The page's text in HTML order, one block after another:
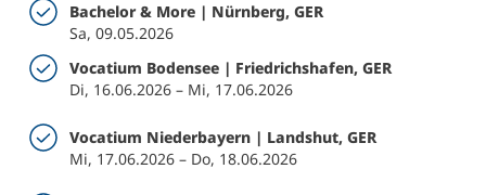
Bachelor & More | Nürnberg, GER
Sa, 09.05.2026
Vocatium Bodensee | Friedrichshafen, GER
Di, 16.06.2026 – Mi, 17.06.2026
Vocatium Niederbayern | Landshut, GER
Mi, 17.06.2026 – Do, 18.06.2026